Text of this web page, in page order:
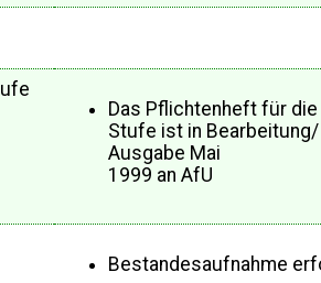
Das Pflichtenheft für die
Stufe ist in Bearbeitung/
Ausgabe Mai
1999 an AfU
Bestandesaufnahme